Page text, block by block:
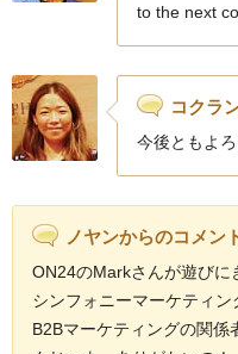
to the next
コクラ
今後ともよ
ノヤンからのコメン
ON24のMarkさんが遊びに
シンフォニーマーケティ
B2Bマーケティングの関係